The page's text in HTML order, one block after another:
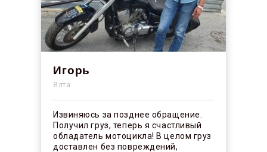
Игорь
Ялта
Извиняюсь за позднее обращение.
Получил груз, теперь я счастливый
обладатель мотоцикла! В целом груз
доставлен без повреждений,